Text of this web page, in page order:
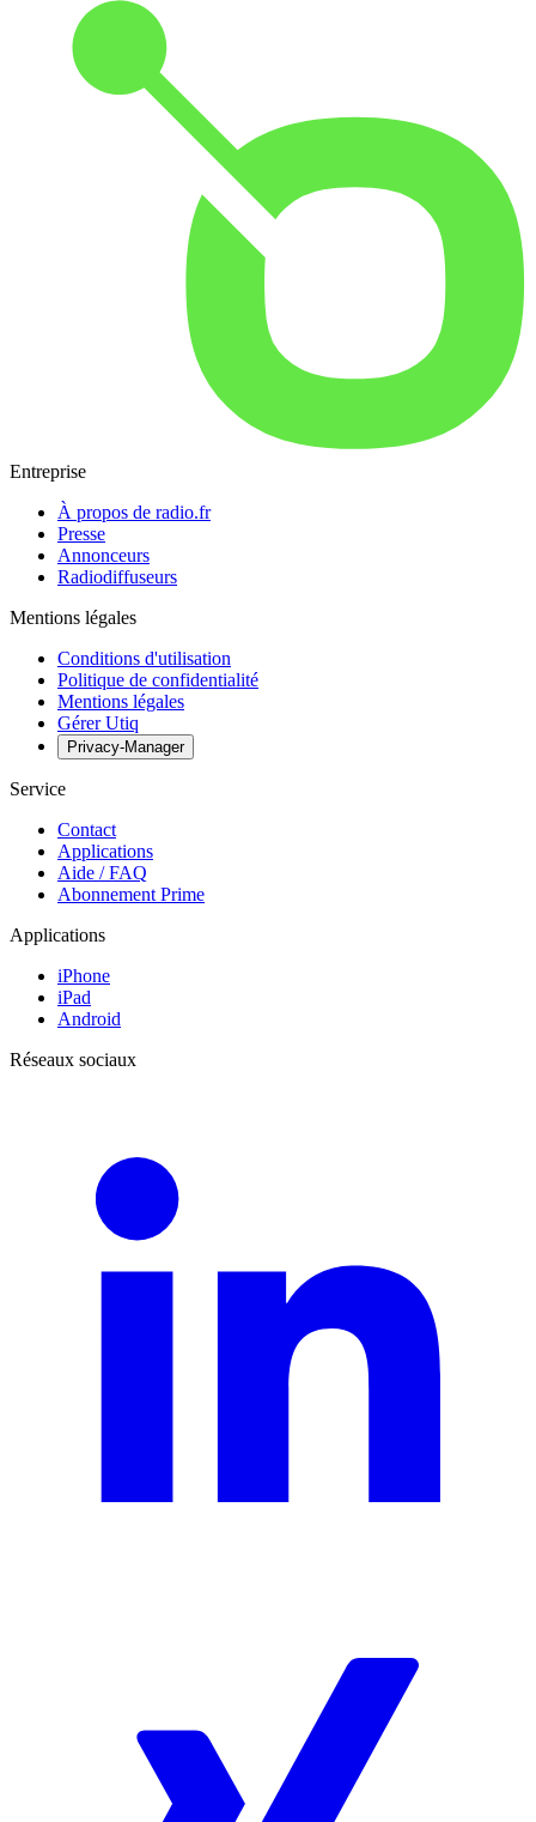
Entreprise
À propos de radio.fr
Presse
Annonceurs
Radiodiffuseurs
Mentions légales
Conditions d'utilisation
Politique de confidentialité
Mentions légales
Gérer Utiq
Privacy-Manager
Service
Contact
Applications
Aide / FAQ
Abonnement Prime
Applications
iPhone
iPad
Android
Réseaux sociaux